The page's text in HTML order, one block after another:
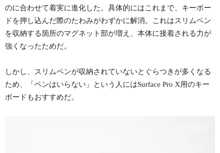
のに合わせて着実に進化した。具体的にはこれまで、キーボー
ドを押し込んだ際のたわみがわずかに解消。これはスリムペン
を収納する箇所のマグネット部が増え、本体に接着される力が
強くなったためだ。
しかし、スリムペンが収納されていないとぐらつきが多くなる
ため、「ペンはいらない」という人にはSurface Pro X用のキー
ボードもおすすめだ。